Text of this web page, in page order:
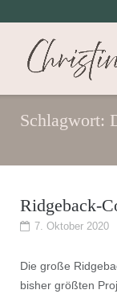
Schlagwort:
Ridgeback-
7. Oktober 2020
Die große
bisher größten